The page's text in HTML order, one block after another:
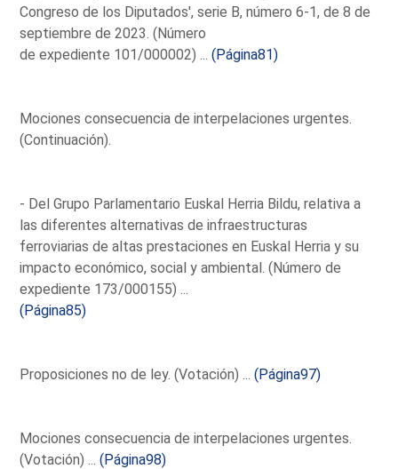
Congreso de los Diputados', serie B, número 6-1, de 8 de
septiembre de 2023. (Número
de expediente 101/000002) ...(Página81)
Mociones consecuencia de interpelaciones urgentes.
(Continuación).
- Del Grupo Parlamentario Euskal Herria Bildu, relativa a
las diferentes alternativas de infraestructuras
ferroviarias de altas prestaciones en Euskal Herria y su
impacto económico, social y ambiental. (Número de
expediente 173/000155) ...
(Página85)
Proposiciones no de ley. (Votación) ...(Página97)
Mociones consecuencia de interpelaciones urgentes.
(Votación) ...(Página98)